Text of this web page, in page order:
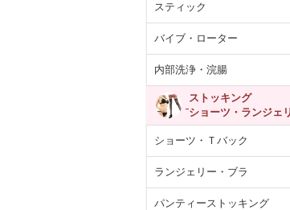
スティック
バイブ・ローター
内部洗浄・浣腸
ストッキング
ショーツ・ランジェ
ショーツ・Ｔバック
ランジェリー・ブラ
パンティーストッキング